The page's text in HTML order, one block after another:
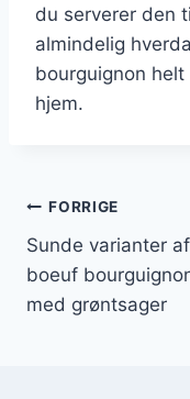
du serverer den
almindelig
bourguignon
hjem.
FORRIGE
Sunde varianter af
boeuf
med grøntsager